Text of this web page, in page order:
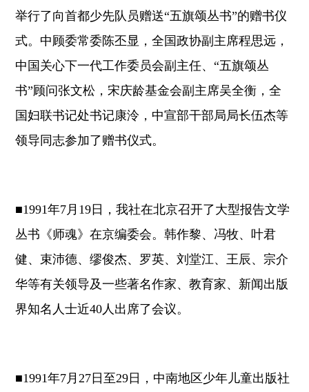
举行了向首都少先队员赠送“五旗颂丛书”的赠书仪
式。中顾委常委陈丕显，全国政协副主席程思远，
中国关心下一代工作委员会副主任、“五旗颂丛
书”顾问张文松，宋庆龄基金会副主席吴全衡，全
国妇联书记处书记康泠，中宣部干部局局长伍杰等
领导同志参加了赠书仪式。
■1991年7月19日，我社在北京召开了大型报告文学
丛书《师魂》在京编委会。韩作黎、冯牧、叶君
健、束沛德、缪俊杰、罗英、刘堂江、王辰、宗介
华等有关领导及一些著名作家、教育家、新闻出版
界知名人士近40人出席了会议。
■1991年7月27日至29日，中南地区少年儿童出版社